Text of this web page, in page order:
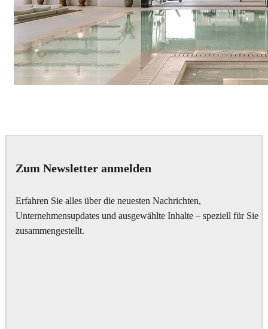
Zum Newsletter anmelden
Erfahren Sie alles über die neuesten Nachrichten,
Unternehmensupdates und ausgewählte Inhalte – speziell für Sie
zusammengestellt.